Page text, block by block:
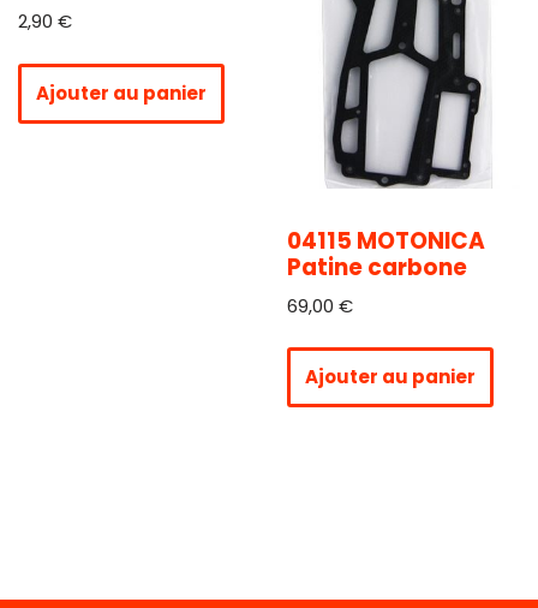
2,90 €
Ajouter au panier
04115 MOTONICA
Patine carbone
69,00 €
Ajouter au panier